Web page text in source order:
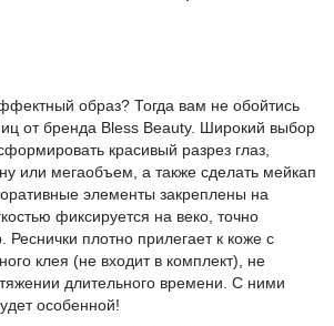
образ? Тогда вам не обойтись
от бренда Bless Beauty. Широкий выбор
красивый разрез глаз,
или мегаобъем, а также сделать мейкап
элементы закреплены на
фиксируется на веко, точно
Реснички плотно прилегает к коже с
клея (не входит в комплект), не
длительного времени. С ними
особенной!